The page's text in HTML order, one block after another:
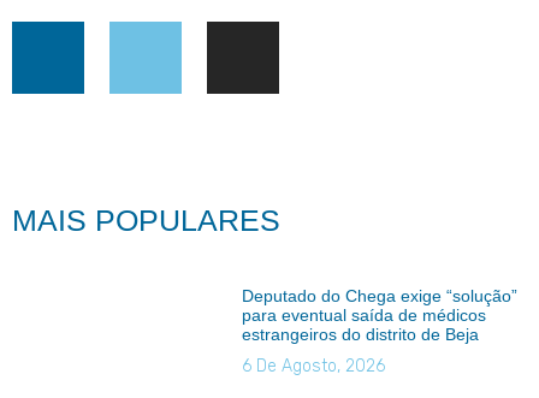
MAIS POPULARES
Deputado do Chega exige “solução”
para eventual saída de médicos
estrangeiros do distrito de Beja
6 De Agosto, 2026